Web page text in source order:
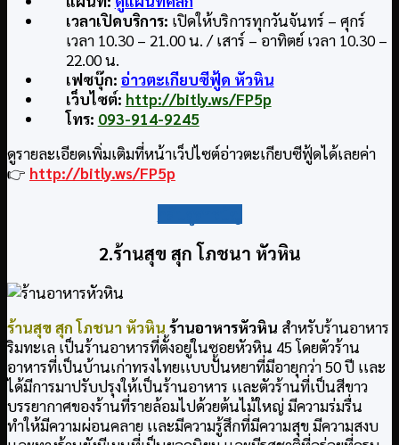
เวลาเปิดบริการ: เปิดให้บริการทุกวันจันทร์ – ศุกร์
เวลา 10.30 – 21.00 น. / เสาร์ – อาทิตย์ เวลา 10.30 –
22.00 น.
เฟซบุ๊ก: อ่าวตะเกียบซีฟู้ด หัวหิน
เว็บไซต์: http://bitly.ws/FP5p
โทร: 093-914-9245
ดูรายละเอียดเพิ่มเติมที่หน้าเว็ปไซต์อ่าวตะเกียบซีฟู้ดได้เลยค่า
👉 http://bitly.ws/FP5p
2.ร้านสุข สุก โภชนา หัวหิน
ร้านสุข สุก โภชนา หัวหิน ร้านอาหารหัวหิน สำหรับร้านอาหาร
ริมทะเล เป็นร้านอาหารที่ตั้งอยู่ในซอยหัวหิน 45 โดยตัวร้าน
อาหารที่เป็นบ้านเก่าทรงไทยเเบบปั้นหยาที่มีอายุกว่า 50 ปี เเละ
ได้มีการมาปรับปรุงให้เป็นร้านอาหาร เเละตัวร้านที่เป็นสีขาว
บรรยากาศของร้านที่รายล้อมไปด้วยต้นไม้ใหญ่ มีความร่มรื่น
ทำให้มีความผ่อนคลาย เเละมีความรู้สึกที่มีความสุข มีความสงบ